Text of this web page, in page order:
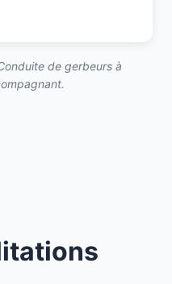
de gerbeurs à